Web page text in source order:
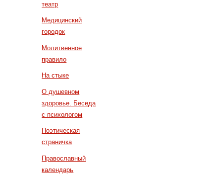
театр
Медицинский
городок
Молитвенное
правило
На стыке
О душевном
здоровье. Беседа
с психологом
Поэтическая
страничка
Православный
календарь